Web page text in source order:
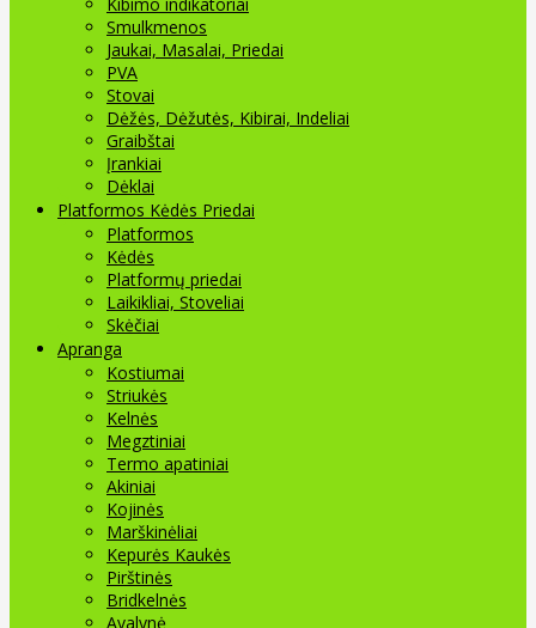
Smulkmenos
Jaukai, Masalai, Priedai
PVA
Stovai
Dėžės, Dėžutės, Kibirai, Indeliai
Graibštai
Įrankiai
Dėklai
Platformos Kėdės Priedai
Platformos
Kėdės
Platformų priedai
Laikikliai, Stoveliai
Skėčiai
Apranga
Kostiumai
Striukės
Kelnės
Megztiniai
Termo apatiniai
Akiniai
Kojinės
Marškinėliai
Kepurės Kaukės
Pirštinės
Bridkelnės
Avalynė